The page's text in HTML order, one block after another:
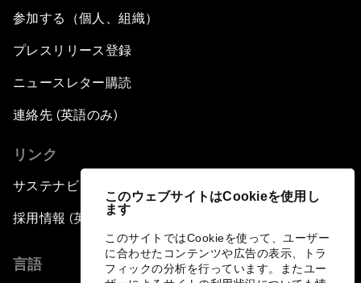
このウェブサイトはCookieを使用し
ます
このサイトではCookieを使って、ユーザー
に合わせたコンテンツや広告の表示、トラ
フィックの分析を行っています。またユー
Intellectual Property in the Information Age
Navigating the Next Industrial Revolution
Parity Equals Performance
The Global Rise of China's Entrepreneurs
Bringing Space Down to Earth
参加する（個人、組織）
プレスリリース登録
ニュースレター購読
連絡先 (英語のみ)
リンク
サステナビリティへの取り組み
採用情報 (英語のみ)
言語